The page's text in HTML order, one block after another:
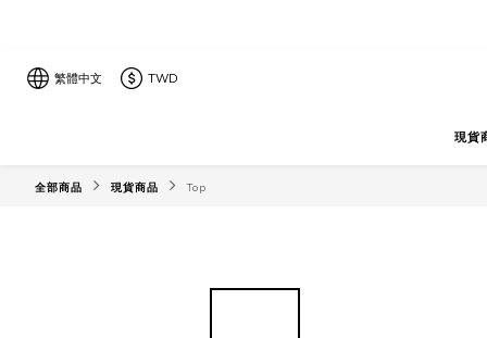
繁體中文 TWD
現貨
全部商品 現貨商品 Top